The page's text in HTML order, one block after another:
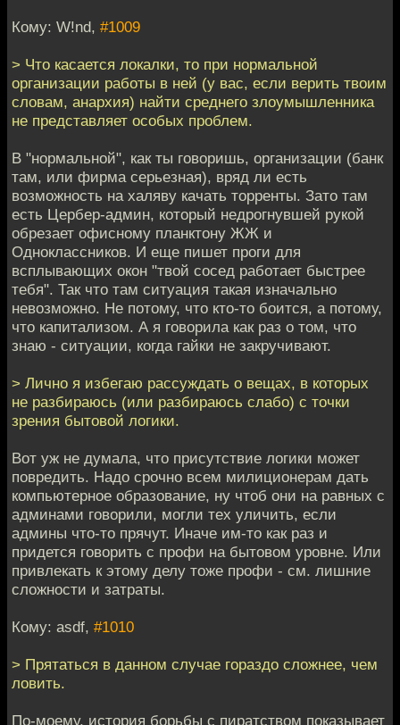
Кому: W!nd, #1009
> Что касается локалки, то при нормальной
организации работы в ней (у вас, если верить твоим
словам, анархия) найти среднего злоумышленника
не представляет особых проблем.
В "нормальной", как ты говоришь, организации (банк
там, или фирма серьезная), вряд ли есть
возможность на халяву качать торренты. Зато там
есть Цербер-админ, который недрогнувшей рукой
обрезает офисному планктону ЖЖ и
Одноклассников. И еще пишет проги для
всплывающих окон "твой сосед работает быстрее
тебя". Так что там ситуация такая изначально
невозможно. Не потому, что кто-то боится, а потому,
что капитализом. А я говорила как раз о том, что
знаю - ситуации, когда гайки не закручивают.
> Лично я избегаю рассуждать о вещах, в которых
не разбираюсь (или разбираюсь слабо) с точки
зрения бытовой логики.
Вот уж не думала, что присутствие логики может
повредить. Надо срочно всем милиционерам дать
компьютерное образование, ну чтоб они на равных с
админами говорили, могли тех уличить, если
админы что-то прячут. Иначе им-то как раз и
придется говорить с профи на бытовом уровне. Или
привлекать к этому делу тоже профи - см. лишние
сложности и затраты.
Кому: asdf, #1010
> Прятаться в данном случае гораздо сложнее, чем
ловить.
По-моему, история борьбы с пиратством показывает